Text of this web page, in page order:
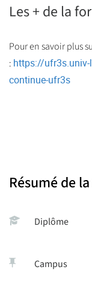
Les + de la
Pour en savoir plus
: https://
continue-ufr3s
Résumé de
Diplôme
Campus